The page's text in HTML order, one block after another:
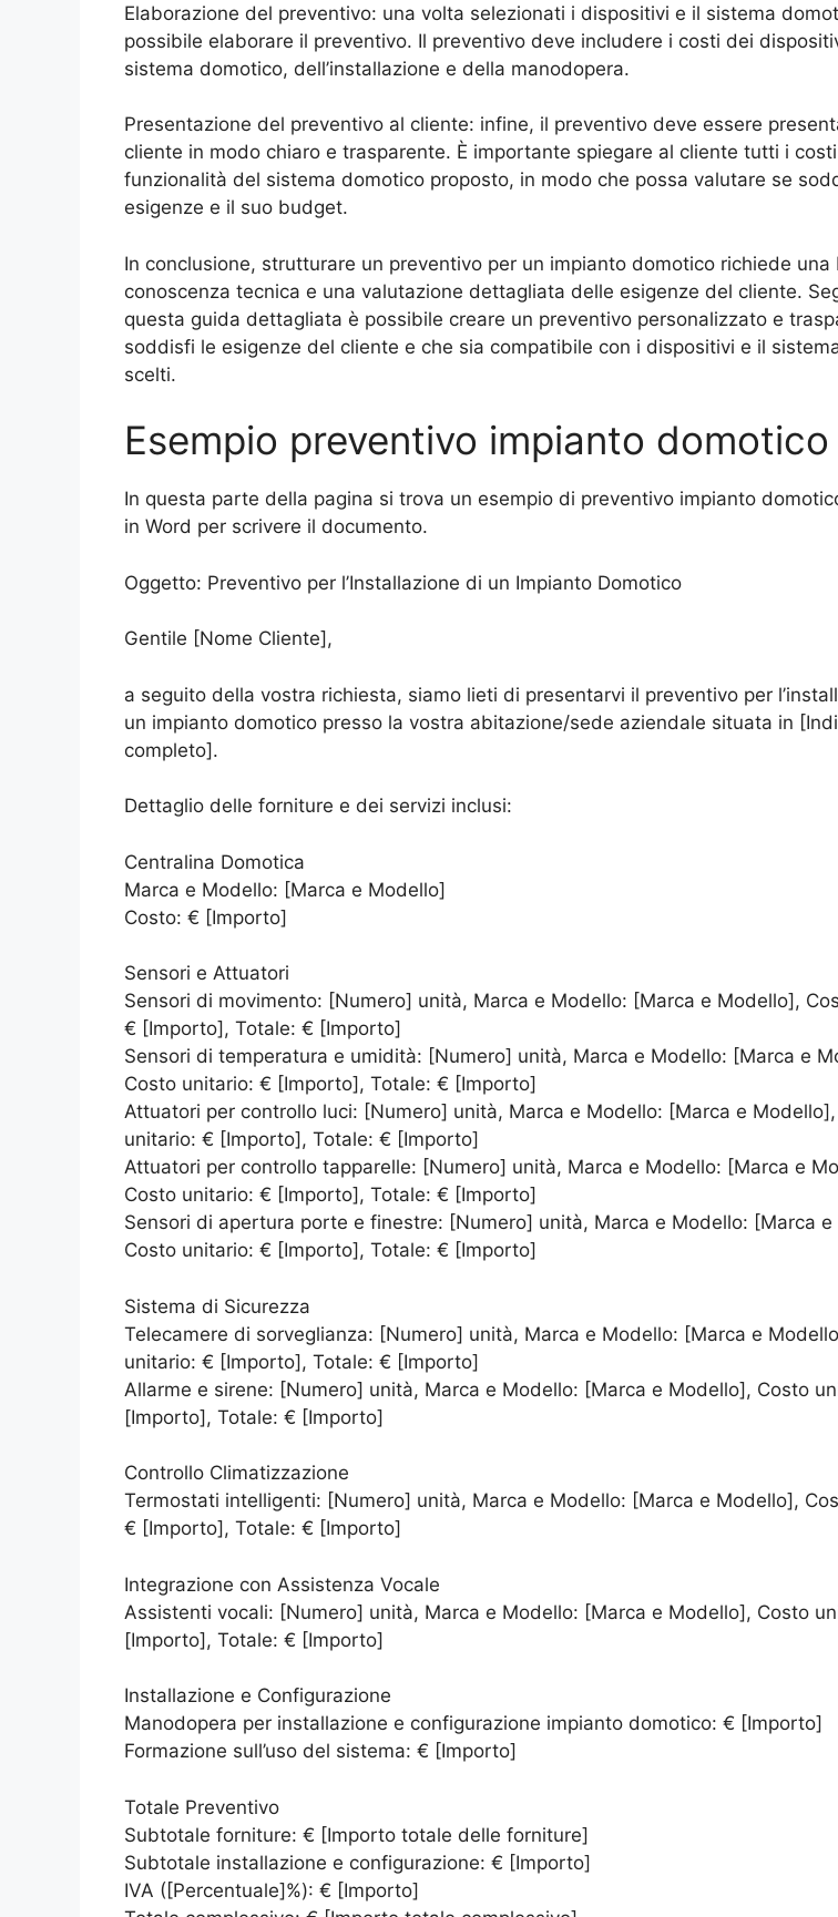
Elaborazione del preventivo: una volta selezionati i dispositivi e il sistema
possibile elaborare il preventivo. Il preventivo deve includere i costi dei
sistema domotico, dell’installazione e della manodopera.
Presentazione del preventivo al cliente: infine, il preventivo deve essere
cliente in modo chiaro e trasparente. È importante spiegare al cliente tutti i
funzionalità del sistema domotico proposto, in modo che possa valutare se
esigenze e il suo budget.
In conclusione, strutturare un preventivo per un impianto domotico richiede una
conoscenza tecnica e una valutazione dettagliata delle esigenze del cliente.
questa guida dettagliata è possibile creare un preventivo personalizzato e
soddisfi le esigenze del cliente e che sia compatibile con i dispositivi e il
scelti.
Esempio preventivo impianto domotico
In questa parte della pagina si trova un esempio di preventivo impianto
in Word per scrivere il documento.
Oggetto: Preventivo per l’Installazione di un Impianto Domotico
Gentile [Nome Cliente],
a seguito della vostra richiesta, siamo lieti di presentarvi il preventivo per
un impianto domotico presso la vostra abitazione/sede aziendale situata in
completo].
Dettaglio delle forniture e dei servizi inclusi:
Centralina Domotica
Marca e Modello: [Marca e Modello]
Costo: € [Importo]
Sensori e Attuatori
Sensori di movimento: [Numero] unità, Marca e Modello: [Marca e Modello],
€ [Importo], Totale: € [Importo]
Sensori di temperatura e umidità: [Numero] unità, Marca e Modello: [Marca e
Costo unitario: € [Importo], Totale: € [Importo]
Attuatori per controllo luci: [Numero] unità, Marca e Modello: [Marca e
unitario: € [Importo], Totale: € [Importo]
Attuatori per controllo tapparelle: [Numero] unità, Marca e Modello: [Marca e
Costo unitario: € [Importo], Totale: € [Importo]
Sensori di apertura porte e finestre: [Numero] unità, Marca e Modello: [Marca e
Costo unitario: € [Importo], Totale: € [Importo]
Sistema di Sicurezza
Telecamere di sorveglianza: [Numero] unità, Marca e Modello: [Marca e
unitario: € [Importo], Totale: € [Importo]
Allarme e sirene: [Numero] unità, Marca e Modello: [Marca e Modello], Costo
[Importo], Totale: € [Importo]
Controllo Climatizzazione
Termostati intelligenti: [Numero] unità, Marca e Modello: [Marca e Modello],
€ [Importo], Totale: € [Importo]
Integrazione con Assistenza Vocale
Assistenti vocali: [Numero] unità, Marca e Modello: [Marca e Modello], Costo
[Importo], Totale: € [Importo]
Installazione e Configurazione
Manodopera per installazione e configurazione impianto domotico: € [Importo]
Formazione sull’uso del sistema: € [Importo]
Totale Preventivo
Subtotale forniture: € [Importo totale delle forniture]
Subtotale installazione e configurazione: € [Importo]
IVA ([Percentuale]%): € [Importo]